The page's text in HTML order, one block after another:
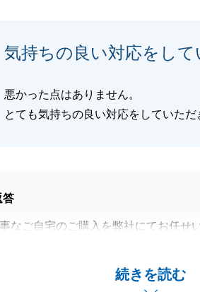
気持ちの良い対応をし
悪かった点はありません。
とても気持ちの良い対応をしていただ
続きを読む
答
なご自宅のご購入を弊社にてお任せ
ざいましたら、何なりとご相談くださ
しくお願いいたします。